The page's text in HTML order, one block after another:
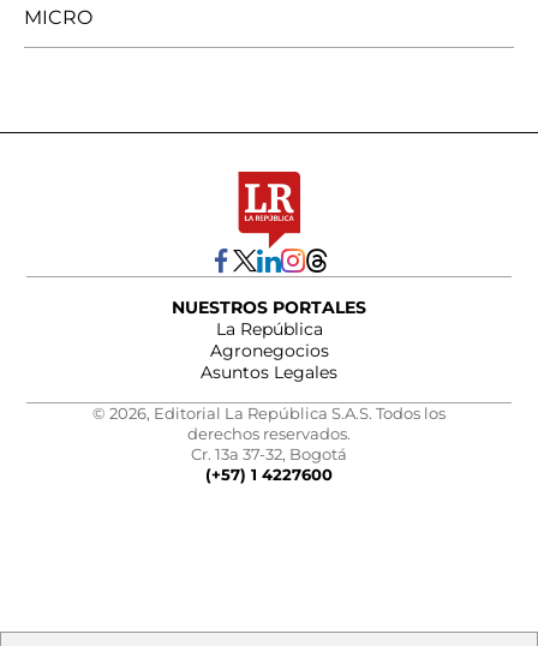
MICRO
NUESTROS PORTALES
La República
Agronegocios
Asuntos Legales
© 2026, Editorial La República S.A.S. Todos los
derechos reservados.
Cr. 13a 37-32, Bogotá
(+57) 1 4227600